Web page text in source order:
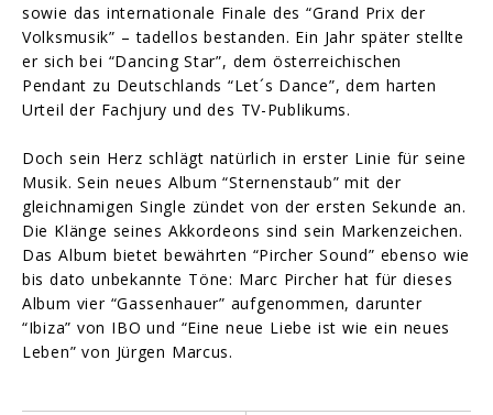
sowie das internationale Finale des “Grand Prix der
Volksmusik” – tadellos bestanden. Ein Jahr später stellte
er sich bei “Dancing Star”, dem österreichischen
Pendant zu Deutschlands “Let´s Dance”, dem harten
Urteil der Fachjury und des TV-Publikums.
Doch sein Herz schlägt natürlich in erster Linie für seine
Musik. Sein neues Album “Sternenstaub” mit der
gleichnamigen Single zündet von der ersten Sekunde an.
Die Klänge seines Akkordeons sind sein Markenzeichen.
Das Album bietet bewährten “Pircher Sound” ebenso wie
bis dato unbekannte Töne: Marc Pircher hat für dieses
Album vier “Gassenhauer” aufgenommen, darunter
“Ibiza” von IBO und “Eine neue Liebe ist wie ein neues
Leben” von Jürgen Marcus.